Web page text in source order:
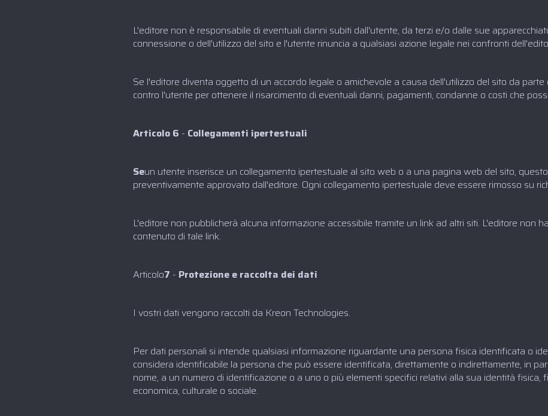
L'editore non è responsabile di eventuali danni subiti dall'utente, da terzi e/o dalle sue
connessione o dell'utilizzo del sito e l'utente rinuncia a qualsiasi azione legale nei confronti
Se l'editore diventa oggetto di un accordo legale o amichevole a causa dell'utilizzo del sito da
contro l'utente per ottenere il risarcimento di eventuali danni, pagamenti, condanne o costi che
Articolo 6 - Collegamenti ipertestuali
Seun utente inserisce un collegamento ipertestuale al sito web o a una pagina web del sito,
preventivamente approvato dall'editore. Ogni collegamento ipertestuale deve essere rimosso su
L'editore non pubblicherà alcuna informazione accessibile tramite un link ad altri siti. L'editore non
contenuto di tale link.
‍Articolo7 - Protezione e raccolta dei dati‍
I vostri dati vengono raccolti da Kreon Technologies.
Per dati personali si intende qualsiasi informazione riguardante una persona fisica identificata o
considera identificabile la persona che può essere identificata, direttamente o indirettamente, in
nome, a un numero di identificazione o a uno o più elementi specifici relativi alla sua identità fisica,
economica, culturale o sociale.